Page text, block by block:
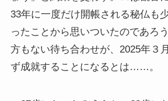
33年に一度だけ開帳される秘仏も
ったことから思いついたのであろ
方もない待ち合わせが、2025年３
ず成就することになるとは……。